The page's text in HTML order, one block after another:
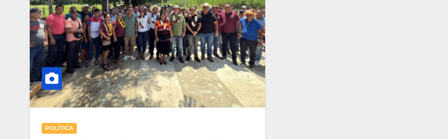
POLÍTICA